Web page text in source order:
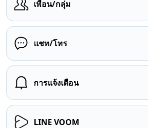
เพื่อน/กลุ่ม
แชท/โทร
การแจ้งเตือน
LINE VOOM